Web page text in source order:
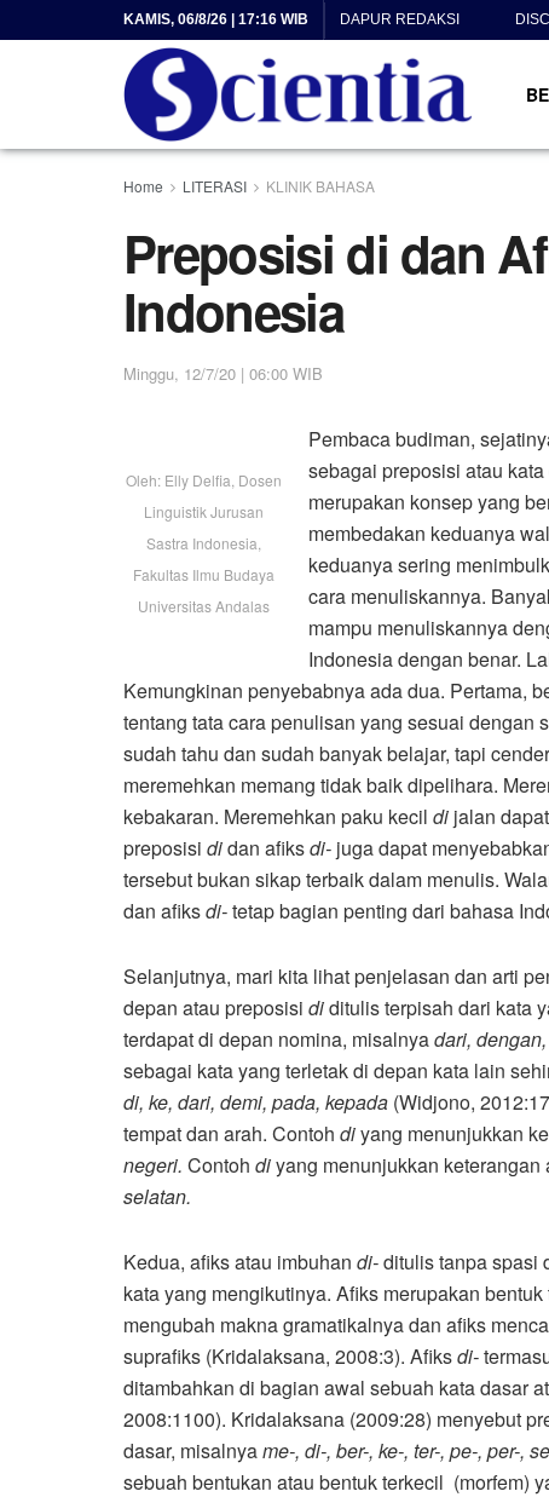
KAMIS, 06/8/26 | 17:16 WIB DAPUR REDAKSI
Home LITERASI KLINIK BAHASA
Preposisi di dan
Indonesia
Minggu, 12/7/20 | 06:00 WIB
Oleh: Elly Delfia, Dosen
Linguistik Jurusan
Sastra Indonesia,
Fakultas Ilmu Budaya
Universitas Andalas
Pembaca budiman,
sebagai preposisi atau
merupakan konsep yang
membedakan keduanya
keduanya sering
cara menuliskannya.
mampu menuliskannya
Indonesia dengan benar.
Kemungkinan penyebabnya ada dua. Pertama,
tentang tata cara penulisan yang sesuai dengan
sudah tahu dan sudah banyak belajar, tapi
meremehkan memang tidak baik dipelihara.
kebakaran. Meremehkan paku kecil di jalan
preposisi didan afiksdi- juga dapat
tersebut bukan sikap terbaik dalam menulis.
dan afiksdi-tetap bagian penting dari bahasa
Selanjutnya, mari kita lihat penjelasan dan arti
depan atau preposisi diditulis terpisah dari kata
terdapat di depan nomina, misalnyadari,
sebagai kata yang terletak di depan kata lain
di, ke, dari, demi, pada, kepada (Widjono,
tempat dan arah. Contoh diyang menunjukkan
negeri. Contoh diyang menunjukkan keterangan
selatan.
Kedua, afiks atau imbuhan di-ditulis tanpa spasi
kata yang mengikutinya. Afiks merupakan
mengubah makna gramatikalnya dan afiks
suprafiks (Kridalaksana, 2008:3). Afiksdi-
ditambahkan di bagian awal sebuah kata dasar
2008:1100). Kridalaksana (2009:28) menyebut
dasar, misalnyame-, di-, ber-, ke-, ter-, pe-, per-,
sebuah bentukan atau bentuk terkecil (morfem)